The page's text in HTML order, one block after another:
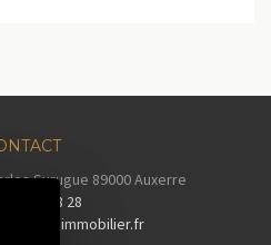
Surugue 89000 Auxerre
03 86 72 28 28